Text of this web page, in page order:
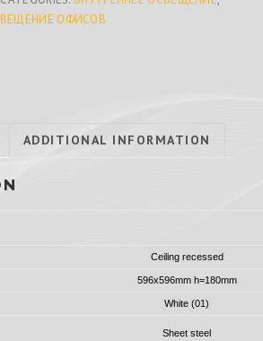
ОФИСОВ
ADDITIONAL INFORMATION
Ceiling recessed
596x596mm h=180mm
White (01)
Sheet steel